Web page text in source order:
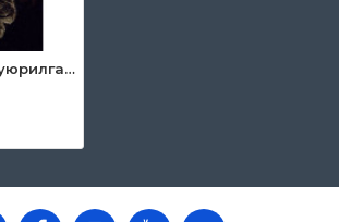
«Тирик қолиш буюрилган»